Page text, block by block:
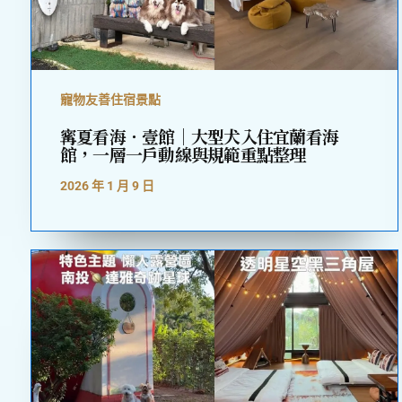
寵物友善住宿景點
寗夏看海．壹館｜大型犬入住宜蘭看海
館，一層一戶動線與規範重點整理
2026 年 1 月 9 日